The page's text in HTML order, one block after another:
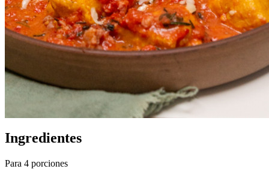
Ingredientes
Para 4 porciones